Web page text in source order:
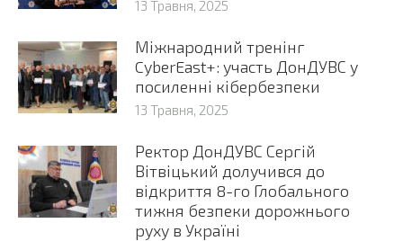
13 Травня, 2025
Міжнародний тренінг
CyberEast+: участь ДонДУВС у
посиленні кібербезпеки
13 Травня, 2025
Ректор ДонДУВС Сергій
Вітвіцький долучився до
відкриття 8-го Глобального
тижня безпеки дорожнього
руху в Україні